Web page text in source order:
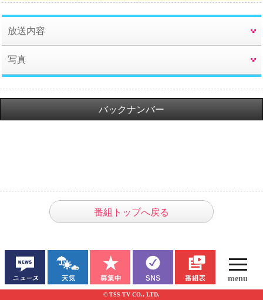
放送内容
写真
バックナンバー
番組トップへ戻る
© TSS-TV CO., LTD.